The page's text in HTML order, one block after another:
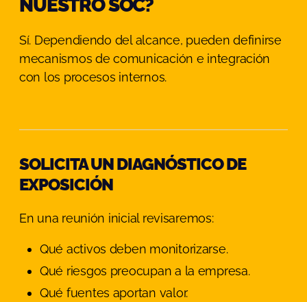
NUESTRO SOC?
Sí. Dependiendo del alcance, pueden definirse
mecanismos de comunicación e integración
con los procesos internos.
SOLICITA UN DIAGNÓSTICO DE
EXPOSICIÓN
En una reunión inicial revisaremos:
Qué activos deben monitorizarse.
Qué riesgos preocupan a la empresa.
Qué fuentes aportan valor.